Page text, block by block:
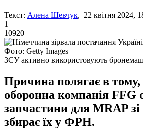
Текст: Алена Шевчук, 22 квітня 2024,
1
10920
Фото: Getty Images
ЗСУ активно використовують
Причина полягає в
оборонна компанія FFG
запчастини для MRAP
збирає їх у ФРН.